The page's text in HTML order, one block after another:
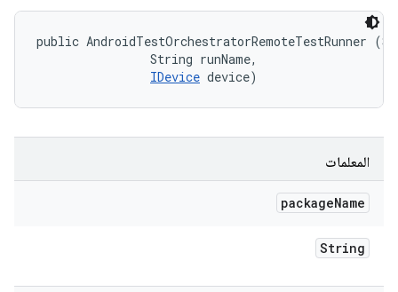
public AndroidTestOrchestratorRemoteTestRunner
                String runName,
IDevice device)
المعلمات
packageName
String